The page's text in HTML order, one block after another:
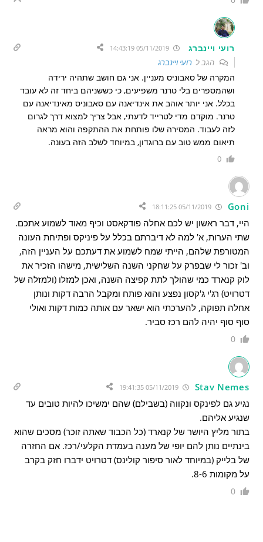
רועי ויינברג
הגב לרועי ויינברג
המקרה של סאבוניס מעניין. אני גם חושב שתהיה ירידה
ושהמספרים בלי טרנר משפיעים, כי כששניהם ביחד זה לא עובד
בכלל. אני יותר אוהב את אינדיאנה עם סאבוניס מאינדיאנה עם
טרנר. מוקדם מדי לטרייד לדעתי, אבל צריך למצוא דרך לגרום
לזה לעבוד. המסירה שלו פותחת את ההתקפה והוא מראה
תיאום ממש טוב עם ברוגדון, במיוחד לשלב הזה בעונה.
0
Goni
05/11/2019 18:11:25
היי, דבר ראשון יש לכם אחלה פודקאסט וכיף מאוד לשמוע אתכם.
שתי הערות, א' למה לא דיברתם בכלל על פיניקס ופתיחת העונה
המטורפת שלהם, הייתי שמח לשמוע את דעתכם על העניין הזה,
וב' זכור לי שבפרק על שחקני השנה השלישית, מישהו הזכיר את
לוק קנארד כמי שהולך לתת קפיצה השנה, ואכן למזלו (ולמזלה של
דטרויט) רג'י ג'קסון נפצע והוא פותח ומקבל הרבה דקות ונותן
אחלה תפוקה, להערכתי הוא ישאר עם אותה כמות דקות ואולי
סוף סוף יהיה להם רכז סביר.
0
Stav Nemes
05/11/2019 19:41:35
נגיע גם לפינקס ונקווה (בשבילם) שהם ימשיכו להיות טובים עד
שנגיע אליהם.
בתור מליץ היושר של קנארד (כל הכבוד שאתה זוכר) מסכים שהוא
בינתיים נותן להם יופי של מענה בעמדת הקלעי/רכז. אם החזרה
של בלייק (במיוחד לאור סיפור קולינס) דטרויט ידברו חזק בקרב
על מקומות 8-6.
0